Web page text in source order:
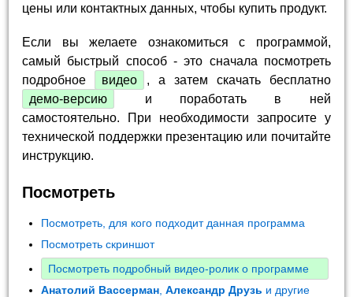
цены или контактных данных, чтобы купить продукт.
Если вы желаете ознакомиться с программой,
самый быстрый способ - это сначала посмотреть
подробное
видео
, а затем скачать бесплатно
демо-версию
и поработать в ней
самостоятельно. При необходимости запросите у
технической поддержки презентацию или почитайте
инструкцию.
Посмотреть
Посмотреть, для кого подходит данная программа
Посмотреть скриншот
Посмотреть подробный видео-ролик о программе
Анатолий Вассерман ,Александр Друзь и другие